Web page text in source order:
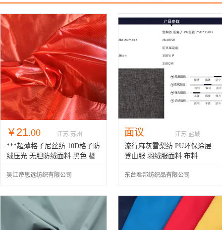
￥ 21.00 江苏 苏州
***超薄格子尼丝纺 10D格子防
绒压光 无胆防绒面料 黑色 橘
吴江帝思远纺织有限公司
面议 江苏 盐城
流行麻灰雪梨纺 PU环保涂层
登山服 羽绒服面料 布料
东台君邦纺织品有限公司